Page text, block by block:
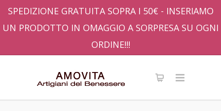
SPEDIZIONE GRATUITA SOPRA I 50€ - INSERIAMO
UN PRODOTTO IN OMAGGIO A SORPRESA SU OGNI
ORDINE!!!